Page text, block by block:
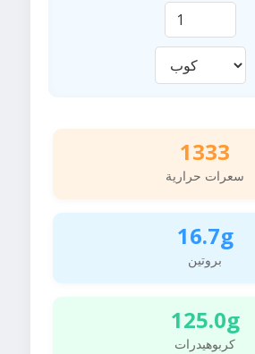
1333
سعرات حرارية
16.7g
بروتين
125.0g
كربوهيدرات